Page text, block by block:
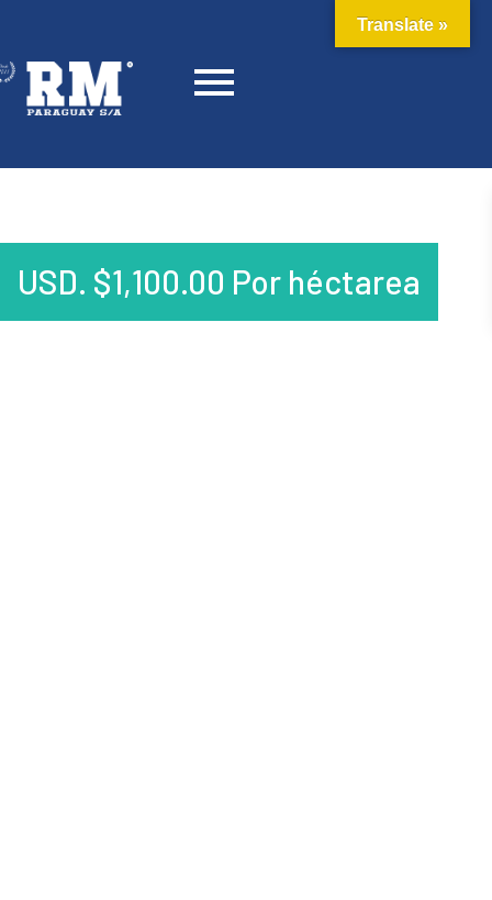
USD. $1,100.00 Por héctarea
Translate »